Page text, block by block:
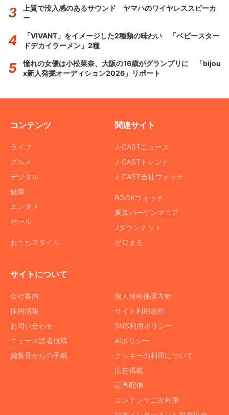
上質で没入感のあるサウンド ヤマハのワイヤレススピーカ
ー
「VIVANT」をイメージした2種類の味わい 「ベビースター
ドデカイラーメン」2種
憧れの女優は小松菜奈、大阪の16歳がグランプリに 「bijou
x新人発掘オーディション2026」リポート
コンテンツ
ライフ
グルメ
デジタル
健康
エンタメ
セール
おうちスタイル
関連サイト
J-CASTニュース
J-CASTトレンド
J-CAST会社ウォッチ
BOOKウォッチ
東京バーゲンマニア
Jタウンネット
ゼロまる
サイトについて
会社案内
採用情報
お問い合わせ
ニュース読者投稿
編集長からの手紙
個人情報保護方針
サイト利用規約
SNS利用ポリシー
AIポリシー
クッキーの利用について
広告掲載
記事配信
コンテンツ二次利用